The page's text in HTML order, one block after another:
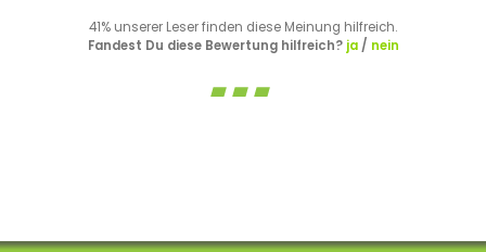
41% unserer Leser finden diese Meinung hilfreich.
Fandest Du diese Bewertung hilfreich? ja/ nein